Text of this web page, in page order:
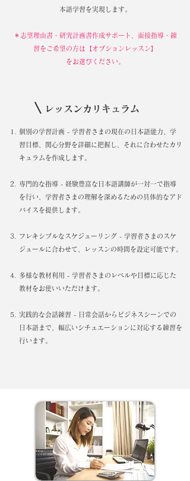
本語学習を実現します。
＊志望理由書・研究計画書作成サポート、面接指導・練
習をご希望の方は【オプションレッスン】
をお選びください。
レッスンカリキュラム
​個別の学習計画 - 学習者さまの現在の日本語能力、学
習目標、関心分野を詳細に把握し、それに合わせたカリ
キュラムを作成します。
専門的な指導 - 経験豊富な日本語講師が一対一で指導
を行い、学習者さまの理解を深めるための具体的なアド
バイスを提供します。
フレキシブルなスケジューリング - 学習者さまのスケ
ジュールに合わせて、レッスンの時間を設定可能です。
多様な教材利用 - 学習者さまのレベルや目標に応じた
教材をお使いいただけます。
実践的な会話練習 - 日常会話からビジネスシーンでの
日本語まで、幅広いシチュエーションに対応する練習を
行います。